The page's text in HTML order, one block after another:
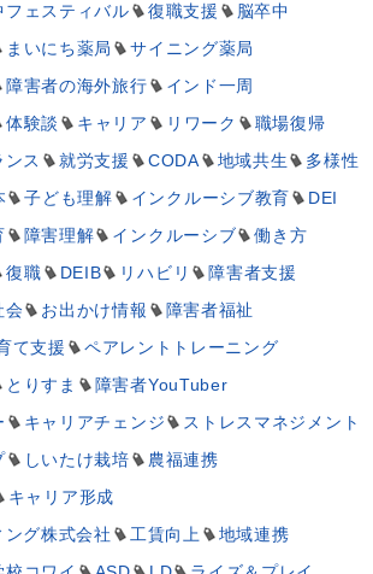
フェスティバル 復職支援
脳卒中
まいにち薬局
サイニング薬局
障害者の海外旅行
インド一周
体験談 キャリア リワーク
職場復帰
ス
就労支援 CODA 地域共生
多様性
子ども理解 インクルーシブ教育
DEI
障害理解 インクルーシブ
働き方
復職 DEIB リハビリ
障害者支援
会
お出かけ情報
障害者福祉
て支援
ペアレントトレーニング
とりすま
障害者YouTuber
キャリアチェンジ
ストレスマネジメント
しいたけ栽培
農福連携
キャリア形成
グ株式会社
工賃向上
地域連携